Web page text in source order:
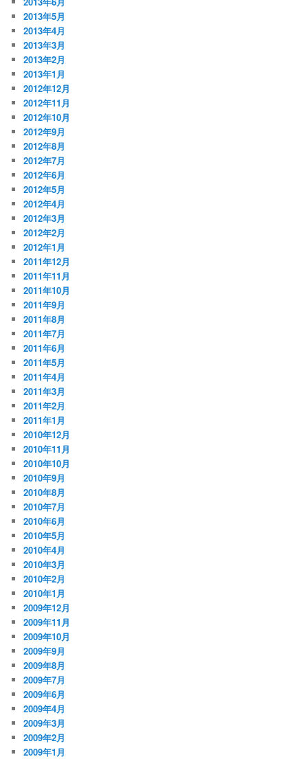
2013年5月
2013年4月
2013年3月
2013年2月
2013年1月
2012年12月
2012年11月
2012年10月
2012年9月
2012年8月
2012年7月
2012年6月
2012年5月
2012年4月
2012年3月
2012年2月
2012年1月
2011年12月
2011年11月
2011年10月
2011年9月
2011年8月
2011年7月
2011年6月
2011年5月
2011年4月
2011年3月
2011年2月
2011年1月
2010年12月
2010年11月
2010年10月
2010年9月
2010年8月
2010年7月
2010年6月
2010年5月
2010年4月
2010年3月
2010年2月
2010年1月
2009年12月
2009年11月
2009年10月
2009年9月
2009年8月
2009年7月
2009年6月
2009年4月
2009年3月
2009年2月
2009年1月